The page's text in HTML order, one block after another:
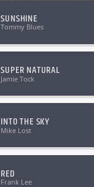
SUNSHINE
Tommy Blues
SUPER NATURAL
Jamie Tock
INTO THE SKY
Mike Lost
RED
Frank Lee